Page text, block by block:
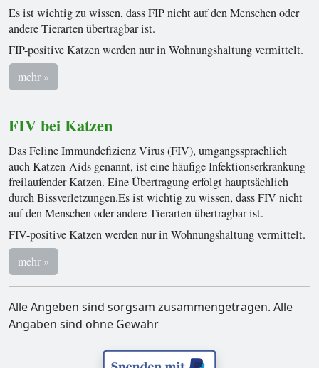
Es ist wichtig zu wissen, dass FIP nicht auf den Menschen oder
andere Tierarten übertragbar ist.
FIP-positive Katzen werden nur in Wohnungshaltung vermittelt.
mehr »
FIV bei Katzen
Das Feline Immundefizienz Virus (FIV), umgangssprachlich
auch Katzen-Aids genannt, ist eine häufige Infektionserkrankung
freilaufender Katzen. Eine Übertragung erfolgt hauptsächlich
durch Bissverletzungen.Es ist wichtig zu wissen, dass FIV nicht
auf den Menschen oder andere Tierarten übertragbar ist.
FIV-positive Katzen werden nur in Wohnungshaltung vermittelt.
mehr »
Alle Angeben sind sorgsam zusammengetragen. Alle
Angaben sind ohne Gewähr